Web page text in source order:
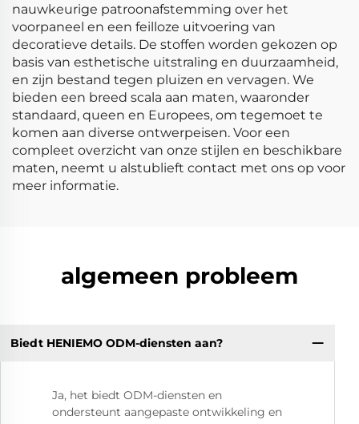
nauwkeurige patroonafstemming over het
voorpaneel en een feilloze uitvoering van
decoratieve details. De stoffen worden gekozen op
basis van esthetische uitstraling en duurzaamheid,
en zijn bestand tegen pluizen en vervagen. We
bieden een breed scala aan maten, waaronder
standaard, queen en Europees, om tegemoet te
komen aan diverse ontwerpeisen. Voor een
compleet overzicht van onze stijlen en beschikbare
maten, neemt u alstublieft contact met ons op voor
meer informatie.
algemeen probleem
Biedt HENIEMO ODM-diensten aan?
Ja, het biedt ODM-diensten en
ondersteunt aangepaste ontwikkeling en